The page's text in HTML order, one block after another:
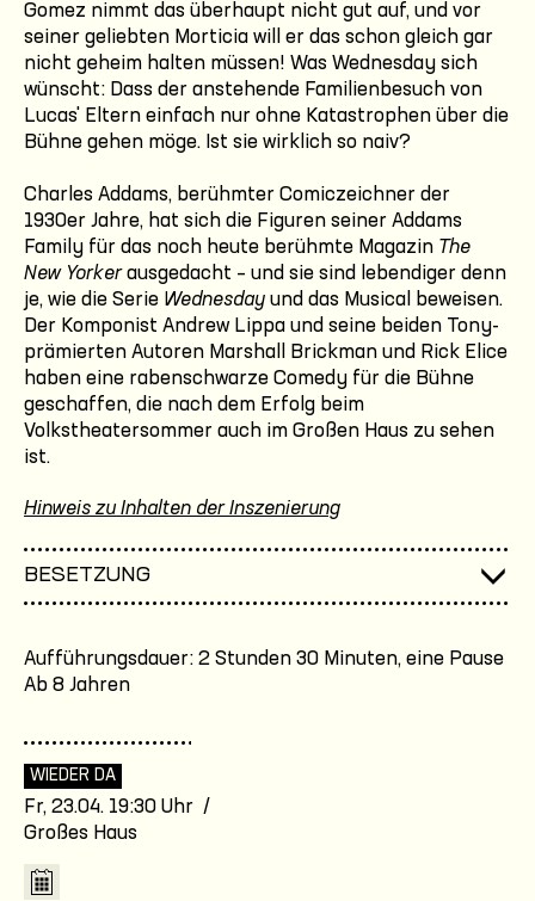
Gomez nimmt das überhaupt nicht gut auf, und vor
seiner geliebten Morticia will er das schon gleich gar
nicht geheim halten müssen! Was Wednesday sich
wünscht: Dass der anstehende Familienbesuch von
Lucas' Eltern einfach nur ohne Katastrophen über die
Bühne gehen möge. Ist sie wirklich so naiv?
Charles Addams, berühmter Comiczeichner der
1930er Jahre, hat sich die Figuren seiner Addams
Family für das noch heute berühmte Magazin The
New Yorkerausgedacht – und sie sind lebendiger denn
je, wie die Serie Wednesday und das Musical beweisen.
Der Komponist Andrew Lippa und seine beiden Tony-
prämierten Autoren Marshall Brickman und Rick Elice
haben eine rabenschwarze Comedy für die Bühne
geschaffen, die nach dem Erfolg beim
Volkstheatersommer auch im Großen Haus zu sehen
ist.
Hinweis zu Inhalten der Inszenierung
BESETZUNG
Aufführungsdauer: 2 Stunden 30 Minuten, eine Pause
Ab 8 Jahren
WIEDER DA
Fr, 23.04. 19:30 Uhr /
Großes Haus